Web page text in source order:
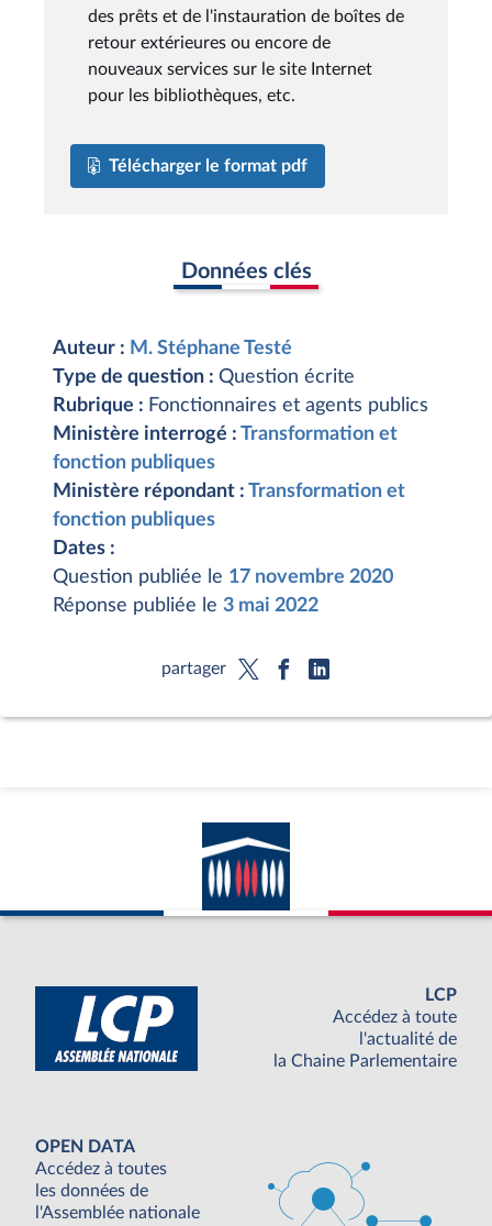
des prêts et de l'instauration de boîtes de
retour extérieures ou encore de
nouveaux services sur le site Internet
pour les bibliothèques, etc.
Télécharger le format pdf
Données clés
Auteur : M. Stéphane Testé
Type de question : Question écrite
Rubrique : Fonctionnaires et agents publics
Ministère interrogé : Transformation et
fonction publiques
Ministère répondant : Transformation et
fonction publiques
Dates :
Question publiée le 17 novembre 2020
Réponse publiée le 3 mai 2022
partager
LCP
Accédez à toute
l'actualité de
la Chaine Parlementaire
OPEN DATA
Accédez à toutes
les données de
l'Assemblée nationale